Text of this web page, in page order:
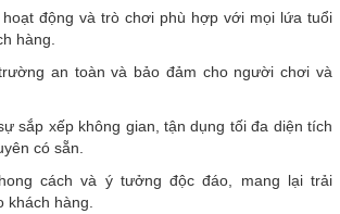
động và trò chơi phù hợp với mọi lứa tuổi
hàng.
an toàn và bảo đảm cho người chơi và
sắp xếp không gian, tận dụng tối đa diện tích
có sẵn.
cách và ý tưởng độc đáo, mang lại trải
khách hàng.